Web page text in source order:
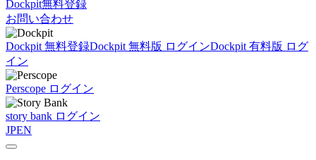
Dockpit無料登録
お問い合わせ
Dockpit 無料登録Dockpit 無料版 ログインDockpit 有料版 ログ
イン
Perscope ログイン
story bank ログイン
JPEN